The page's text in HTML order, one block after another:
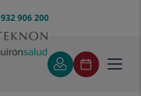
932 906 200